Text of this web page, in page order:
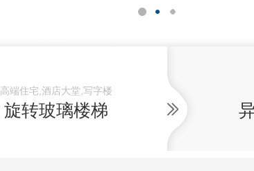
高端住宅,酒店大堂,写字楼
旋转玻璃楼梯